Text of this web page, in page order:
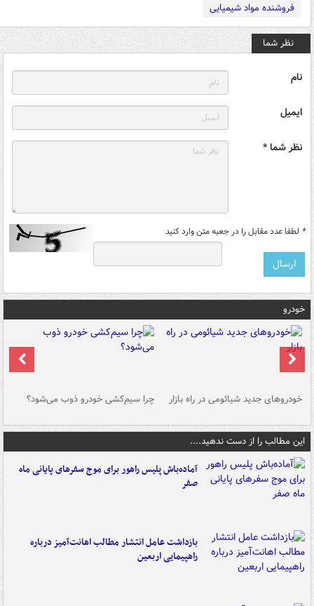
فروشنده مواد شیمیایی
نظر شما
نام
ایمیل
نظر شما *
* لطفا عدد مقابل را در جعبه متن وارد کنید
خودرو
خودروهای جدید شیائومی در راه بازار چرا سیم‌کشی خودرو ذوب می‌شود؟
این مطالب را از دست ندهید....
آماده‌باش پلیس راهور برای موج سفرهای پایانی ماه
صفر
بازداشت عامل انتشار مطالب اهانت‌آمیز درباره
راهپیمایی اربعین